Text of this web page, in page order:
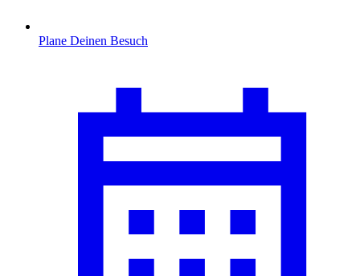
Plane Deinen Besuch